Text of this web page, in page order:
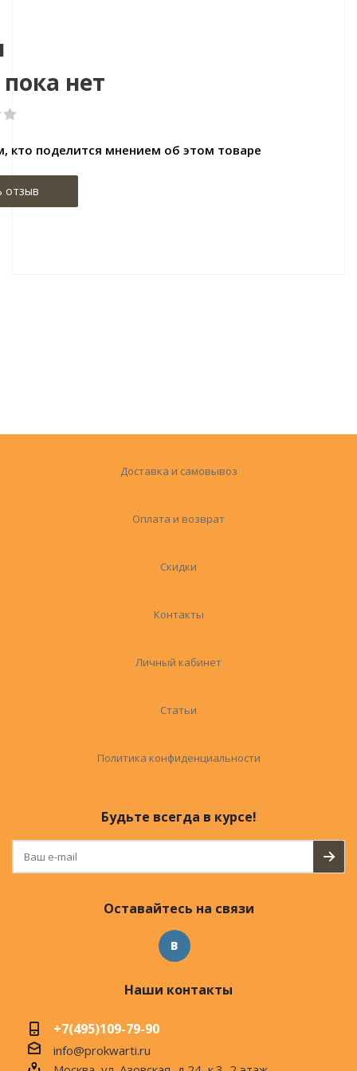
нет
кто поделится мнением об этом товаре
отзыв
Доставка и самовывоз
Оплата и возврат
Скидки
Контакты
Личный кабинет
Статьи
Политика конфиденциальности
Будьте всегда в курсе!
Оставайтесь на связи
Наши контакты
+7(495)109-79-90
info@prokwarti.ru